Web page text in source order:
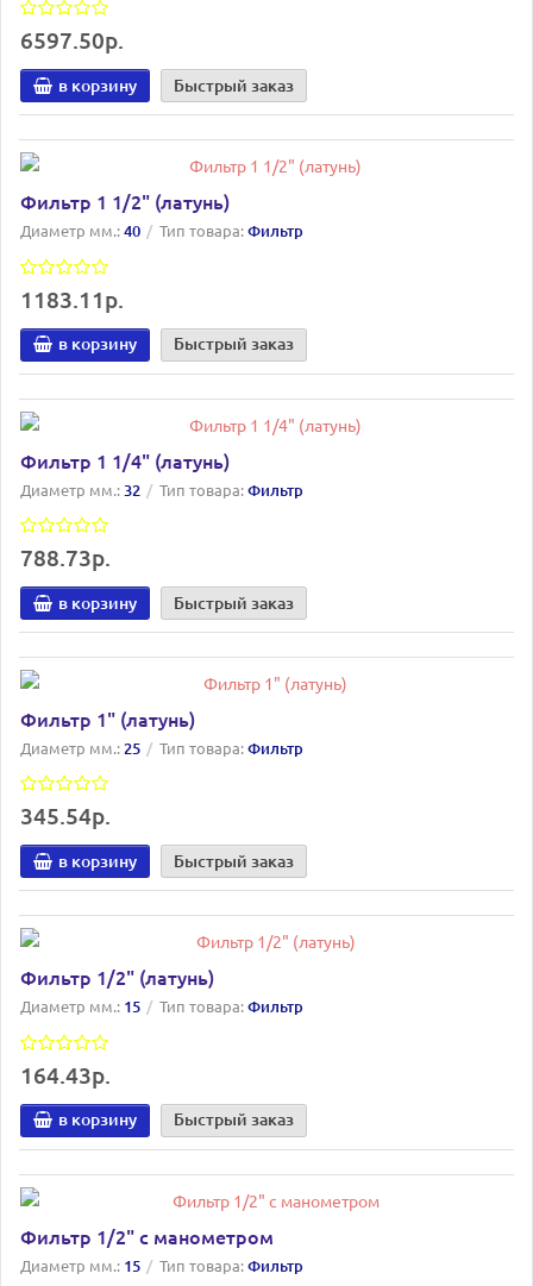
6597.50р.
в корзину Быстрый заказ
Фильтр 1 1/2" (латунь)
Диаметр мм.:40 Тип товара:Фильтр
1183.11р.
в корзину Быстрый заказ
Фильтр 1 1/4" (латунь)
Диаметр мм.:32 Тип товара:Фильтр
788.73р.
в корзину Быстрый заказ
Фильтр 1" (латунь)
Диаметр мм.:25 Тип товара:Фильтр
345.54р.
в корзину Быстрый заказ
Фильтр 1/2" (латунь)
Диаметр мм.: 15 Тип товара:Фильтр
164.43р.
в корзину Быстрый заказ
Фильтр 1/2" с манометром
Диаметр мм.: 15 Тип товара:Фильтр